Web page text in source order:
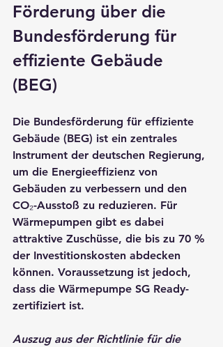
Förderung über die
Bundesförderung für
effiziente Gebäude
(BEG)
Die Bundesförderung für effiziente
Gebäude (BEG) ist ein zentrales
Instrument der deutschen Regierung,
um die Energieeffizienz von
Gebäuden zu verbessern und den
CO₂-Ausstoß zu reduzieren. Für
Wärmepumpen gibt es dabei
attraktive Zuschüsse, die bis zu 70 %
der Investitionskosten abdecken
können. Voraussetzung ist jedoch,
dass die Wärmepumpe SG Ready-
zertifiziert ist.
Auszug aus der Richtlinie für die